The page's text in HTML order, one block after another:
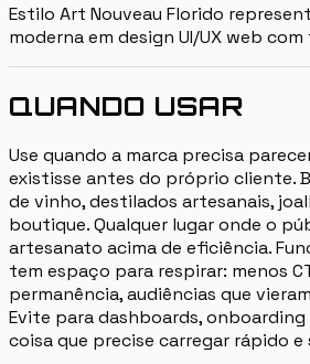
Estilo Art Nouveau Florido
moderna em design UI/UX web
QUANDO USAR
Use quando a marca precisa
existisse antes do próprio cliente.
de vinho, destilados artesanais,
boutique. Qualquer lugar onde o
artesanato acima de eficiência.
tem espaço para respirar: menos
permanência, audiências que
Evite para dashboards, onboarding
coisa que precise carregar rápido e